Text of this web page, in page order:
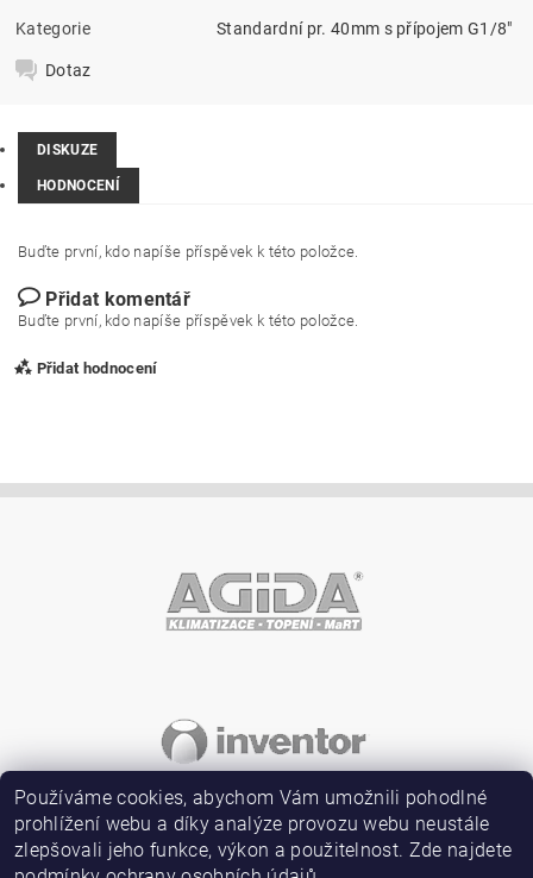
Kategorie Standardní pr. 40mm s přípojem G1/8"
Dotaz
DISKUZE
HODNOCENÍ
Buďte první, kdo napíše příspěvek k této položce.
Přidat komentář
Buďte první, kdo napíše příspěvek k této položce.
Přidat hodnocení
Vložením hodnocení souhlasíte spodmínkami ochrany
Používáme cookies, abychom Vám umožnili pohodlné
prohlížení webu a díky analýze provozu webu neustále
zlepšovali jeho funkce, výkon a použitelnost. Zde najdete